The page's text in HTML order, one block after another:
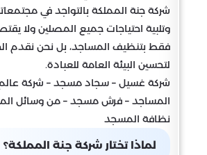
شركة جنة المملكة بالتواجد في
وتلبية احتياجات جميع المصلين ولا يقتصر
فقط بتنظيف المساجد، بل نحن نقدم
لتحسين البيئة العامة للعبادة.
شركة غسيل – سجاد مسجد – شركة
المساجد – فرش مسجد – من وسائل
نظافة المسجد
لماذا تختار شركة جنة المملكة؟